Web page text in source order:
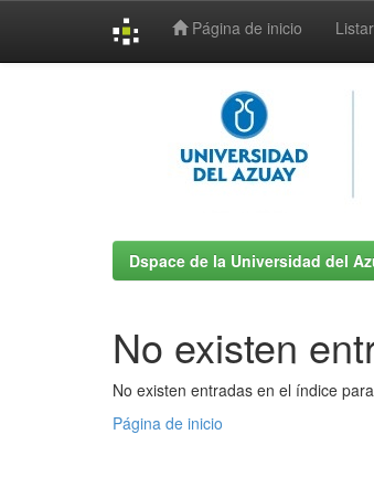
Página de inicio Listar
Dspace de la Universidad del
No existen
No existen entradas en el índice
Página de inicio